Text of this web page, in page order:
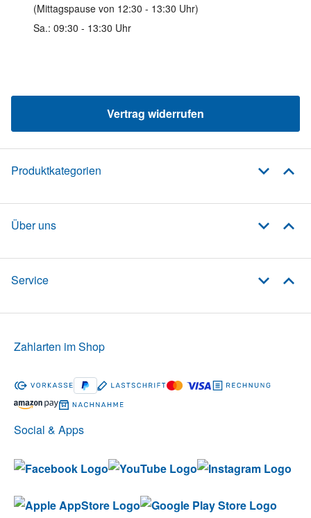
(Mittagspause von 12:30 - 13:30 Uhr)
Sa.: 09:30 - 13:30 Uhr
Vertrag widerrufen
Produktkategorien
Über uns
Service
Social & Apps
Zahlarten im Shop